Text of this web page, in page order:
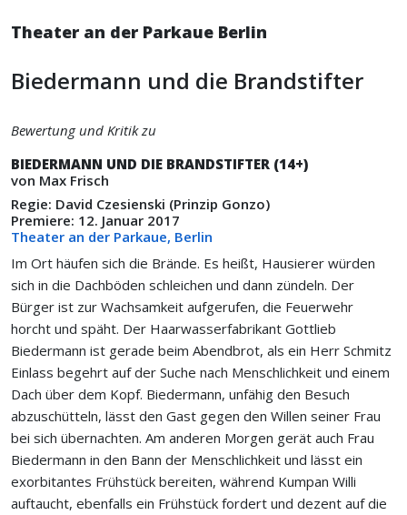
Theater an der Parkaue Berlin
Biedermann und die Brandstifter
Bewertung und Kritik zu
BIEDERMANN UND DIE BRANDSTIFTER (14+)
von Max Frisch
Regie: David Czesienski (Prinzip Gonzo)
Premiere: 12. Januar 2017
Theater an der Parkaue, Berlin
Im Ort häufen sich die Brände. Es heißt, Hausierer würden
sich in die Dachböden schleichen und dann zündeln. Der
Bürger ist zur Wachsamkeit aufgerufen, die Feuerwehr
horcht und späht. Der Haarwasserfabrikant Gottlieb
Biedermann ist gerade beim Abendbrot, als ein Herr Schmitz
Einlass begehrt auf der Suche nach Menschlichkeit und einem
Dach über dem Kopf. Biedermann, unfähig den Besuch
abzuschütteln, lässt den Gast gegen den Willen seiner Frau
bei sich übernachten. Am anderen Morgen gerät auch Frau
Biedermann in den Bann der Menschlichkeit und lässt ein
exorbitantes Frühstück bereiten, während Kumpan Willi
auftaucht, ebenfalls ein Frühstück fordert und dezent auf die